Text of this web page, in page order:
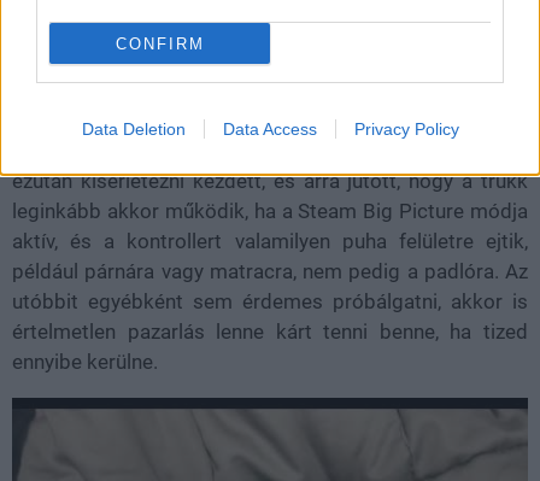
CONFIRM
Data Deletion Data Access Privacy Policy
Az egész egyReddit-poszttalindult, amelyben valaki
arról számolt be, hogy amikor az ágyra dobta a
ezután kísérletezni kezdett, és arra jutott, hogy a trükk
leginkább akkor működik, ha a Steam Big Picture módja
aktív, és a kontrollert valamilyen puha felületre ejtik,
például párnára vagy matracra, nem pedig a padlóra. Az
utóbbit egyébként sem érdemes próbálgatni, akkor is
értelmetlen pazarlás lenne kárt tenni benne, ha tized
ennyibe kerülne.